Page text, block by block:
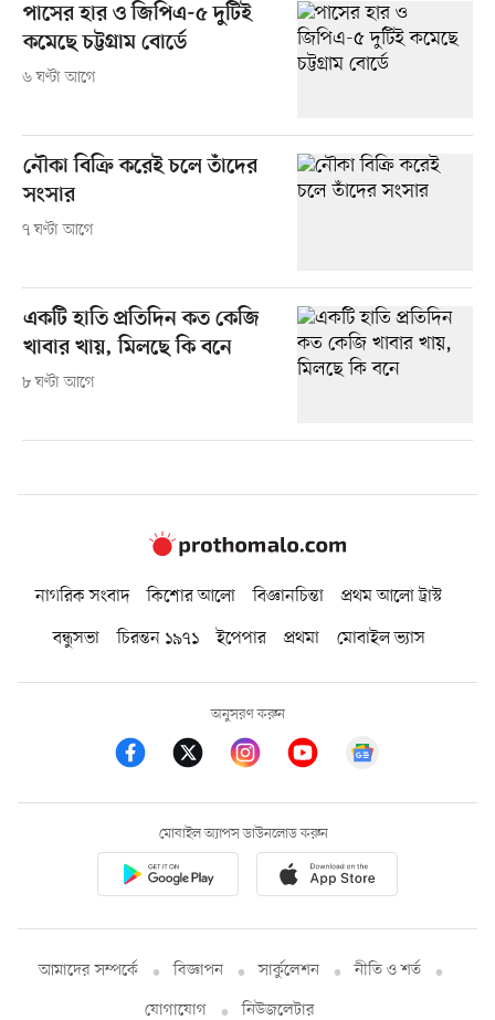
পাসের হার ও জিপিএ-৫ দুটিই
কমেছে চট্টগ্রাম বোর্ডে
৬ ঘণ্টা আগে
নৌকা বিক্রি করেই চলে তাঁদের
সংসার
৭ ঘণ্টা আগে
একটি হাতি প্রতিদিন কত কেজি
খাবার খায়, মিলছে কি বনে
৮ ঘণ্টা আগে
নাগরিক সংবাদ কিশোর আলো বিজ্ঞানচিন্তা
প্রথম আলো ট্রাস্ট
বন্ধুসভা
চিরন্তন ১৯৭১ ইপেপার প্রথমা মোবাইল ভ্যাস
অনুসরণ করুন
মোবাইল অ্যাপস ডাউনলোড করুন
আমাদের সম্পর্কে বিজ্ঞাপন সার্কুলেশন
নীতি ও শর্ত
যোগাযোগ
নিউজলেটার